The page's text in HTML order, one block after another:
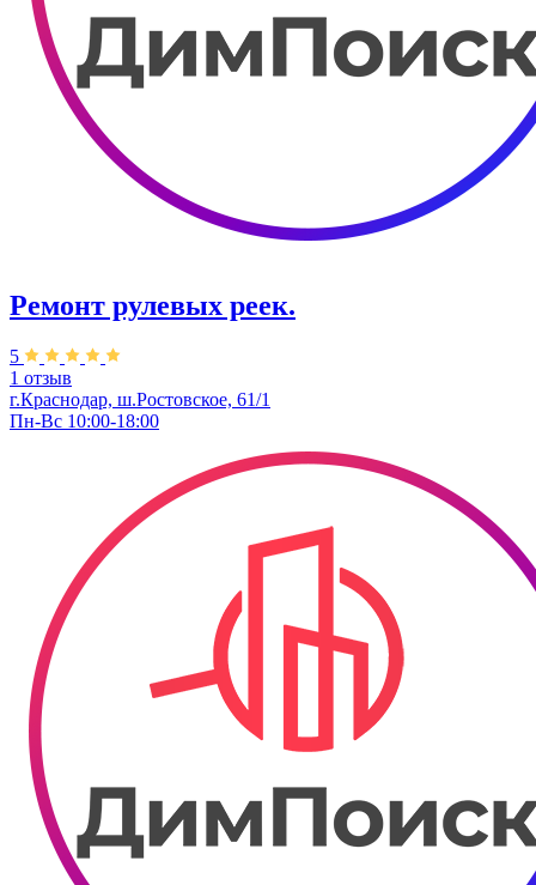
Ремонт рулевых реек.
5
1 отзыв
г.Краснодар, ш.Ростовское, 61/1
Пн-Вс 10:00-18:00